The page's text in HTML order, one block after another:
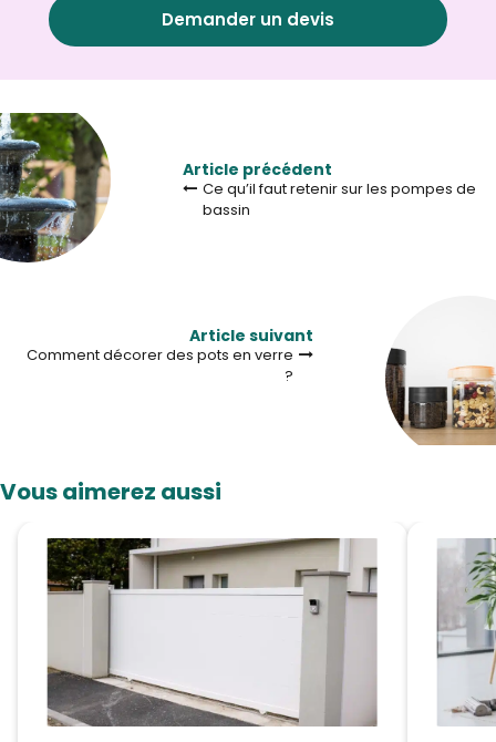
Demander un devis
Article précédent
Ce qu’il faut retenir sur les pompes de
bassin
Article suivant
Comment décorer des pots en verre
?
Vous aimerez aussi